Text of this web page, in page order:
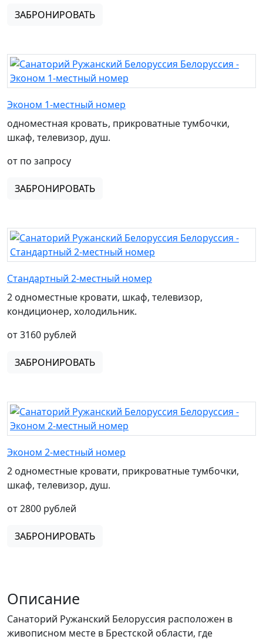
ЗАБРОНИРОВАТЬ
Эконом 1-местный номер
одноместная кровать, прикроватные тумбочки,
шкаф, телевизор, душ.
от по запросу
ЗАБРОНИРОВАТЬ
Стандартный 2-местный номер
2 одноместные кровати, шкаф, телевизор,
кондиционер, холодильник.
от 3160 рублей
ЗАБРОНИРОВАТЬ
Эконом 2-местный номер
2 одноместные кровати, прикроватные тумбочки,
шкаф, телевизор, душ.
от 2800 рублей
ЗАБРОНИРОВАТЬ
Описание
Санаторий Ружанский Белоруссия расположен в
живописном месте в Брестской области, где